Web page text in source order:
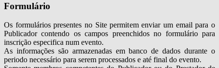
Formulário
Os formulários presentes no Site permitem enviar um email para o
Publicador contendo os campos preenchidos no formulário para
inscrição especifica num evento.
As informações são armazenadas em banco de dados durante o
periodo necessário para serem processados e até final do evento.